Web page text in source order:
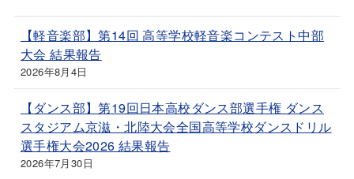
【軽音楽部】第14回 高等学校軽音楽コンテスト中部
大会 結果報告
2026年8月4日
【ダンス部】第19回日本高校ダンス部選手権 ダンス
スタジアム京滋・北陸大会全国高等学校ダンスドリル
選手権大会2026 結果報告
2026年7月30日